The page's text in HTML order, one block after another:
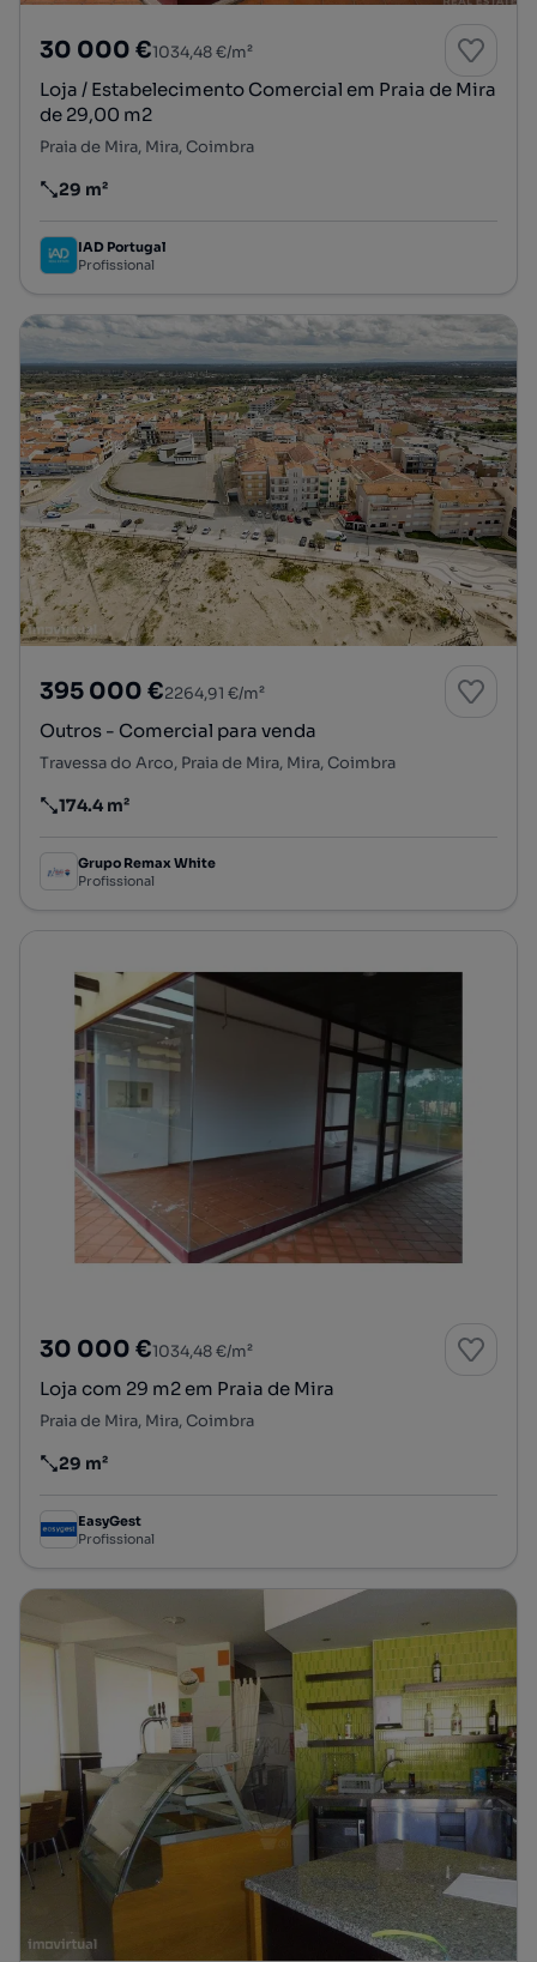
30 000 €1034,48 €/m²
Loja / Estabelecimento Comercial em Praia de Mira
de 29,00 m2
Praia de Mira, Mira, Coimbra
Preço por metro quadrado
29 m²
IAD Portugal
Profissional
395 000 €2264,91 €/m²
Outros - Comercial para venda
Travessa do Arco, Praia de Mira, Mira, Coimbra
Preço por metro quadrado
174.4 m²
Grupo Remax White
Profissional
30 000 €1034,48 €/m²
Loja com 29 m2 em Praia de Mira
Praia de Mira, Mira, Coimbra
Preço por metro quadrado
29 m²
EasyGest
Profissional